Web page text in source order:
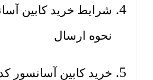
نحوه ارسال
خرید کابین آسانسور کد 2